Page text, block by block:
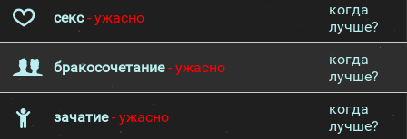
секс- ужасно
когда
лучше?
бракосочетание- ужасно
когда
лучше?
зачатие- ужасно
когда
лучше?